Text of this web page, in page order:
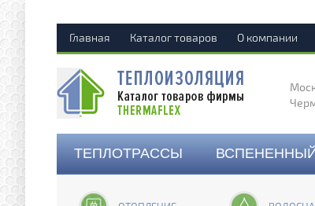
Главная Каталог товаров О компании
ТЕПЛОТРАССЫ ВСПЕНЕННЫЙ